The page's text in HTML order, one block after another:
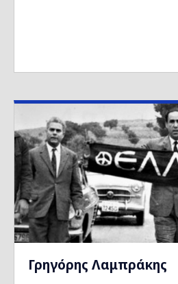
Γρηγόρης Λαμπράκης